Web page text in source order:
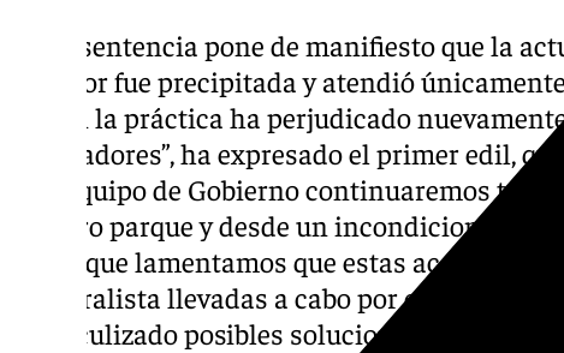
“Esta sentencia pone de manifiesto que la
anterior fue precipitada y atendió
que en la práctica ha perjudicado
trabajadores”, ha expresado el primer edil,
este equipo de Gobierno continuaremos
nuestro parque y desde un incondicional
por lo que lamentamos que estas acciones
electoralista llevadas a cabo por el anterior
obstaculizado posibles soluciones y la